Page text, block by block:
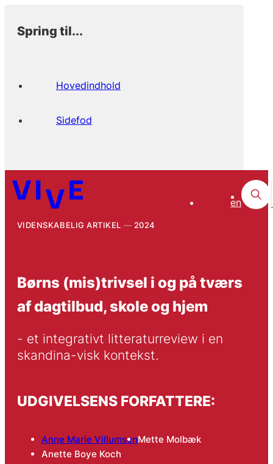
Spring til...
Hovedindhold
Sidefod
en
VIDENSKABELIG ARTIKEL 2024
Børns (mis)trivsel i og på tværs
af dagtilbud, skole og hjem
- et integrativt litteraturreview i en
skandina-visk kontekst.
UDGIVELSENS FORFATTERE:
Anne Marie VillumsenMette Molbæk
Anette Boye Koch